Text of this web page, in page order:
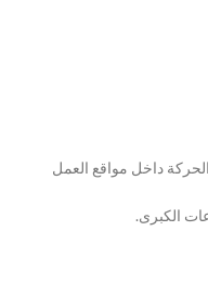
داخل مواقع العمل
الكبرى.